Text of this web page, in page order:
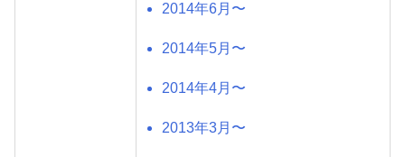
2014年6月〜
2014年5月〜
2014年4月〜
2013年3月〜